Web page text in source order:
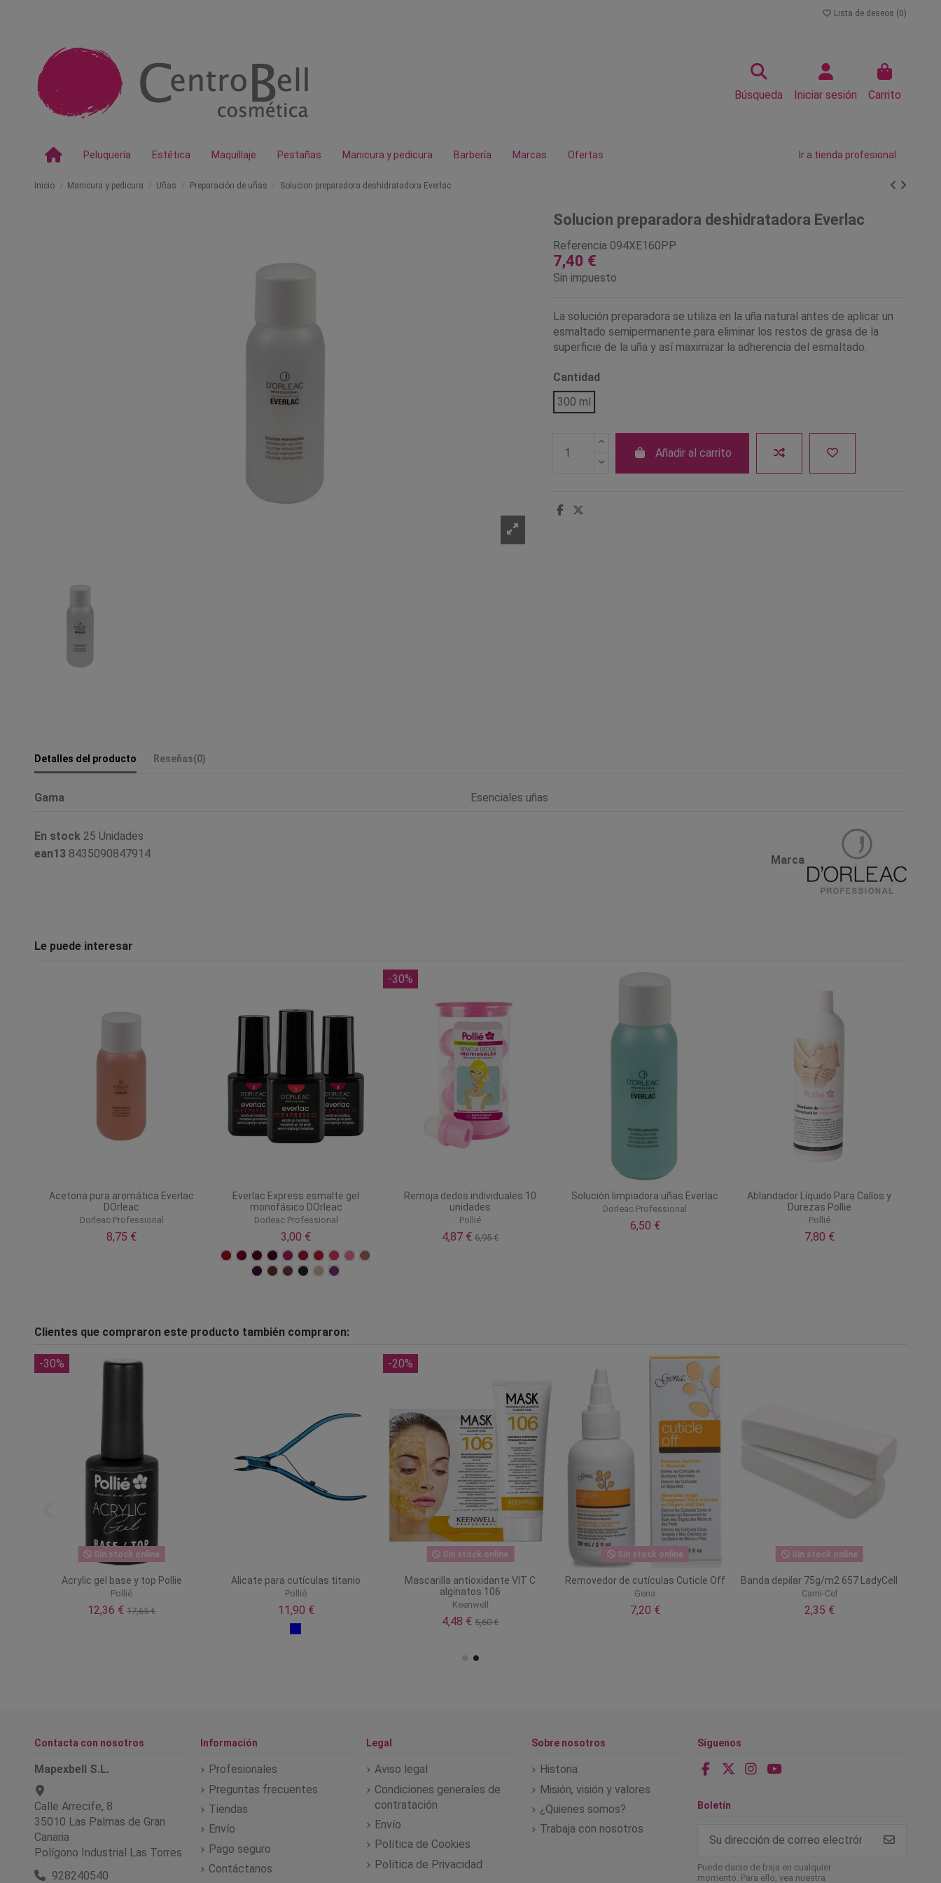
Lista de deseos (0)
Búsqueda Iniciar sesión Carrito
Peluquería Estética Maquillaje Pestañas Manicura y pedicura Barbería Marcas Ofertas Ir a tienda profesional
Inicio Manicura y pedicura Uñas Preparación de uñas Solucion preparadora deshidratadora Everlac
Solucion preparadora deshidratadora Everlac
Referencia 094XE160PP
7,40 €
Sin impuesto
La solución preparadora se utiliza en la uña natural antes de aplicar un
esmaltado semipermanente para eliminar los restos de grasa de la
superficie de la uña y así maximizar la adherencia del esmaltado.
Cantidad
300 ml
Añadir al carrito
Detalles del producto Reseñas(0)
Gama Esenciales uñas
Marca
En stock 25 Unidades
ean13 8435090847914
Le puede interesar
Acetona pura aromática Everlac
DOrleac
Dorleac Professional
8,75 €
Everlac Express esmalte gel
monofásico DOrleac
Dorleac Professional
3,00 €
-30%
Remoja dedos individuales 10
unidades
Pollié
4,87 €6,95 €
Solución limpiadora uñas Everlac
Dorleac Professional
6,50 €
Ablandador Líquido Para Callos y
Durezas Pollie
Pollié
7,80 €
Clientes que compraron este producto también compraron:
-30%
Sin stock online
Acrylic gel base y top Pollie
Pollié
12,36 €17,65 €
Alicate para cutículas titanio
Pollié
11,90 €
-20%
Sin stock online
Mascarilla antioxidante VIT C
alginatos 106
Keenwell
4,48 €5,60 €
Sin stock online
Removedor de cutículas Cuticle Off
Gena
7,20 €
Sin stock online
Banda depilar 75g/m2 657 LadyCell
Cami-Cel
2,35 €
Contacta con nosotros
Mapexbell S.L.
Calle Arrecife, 8
35010 Las Palmas de Gran
Canaria
Polígono Industrial Las Torres
928240540
Información
Profesionales
Preguntas frecuentes
Tiendas
Envío
Pago seguro
Contáctanos
Legal
Aviso legal
Condiciones generales de
contratación
Envío
Política de Cookies
Política de Privacidad
Sobre nosotros
Historia
Misión, visión y valores
¿Quienes somos?
Trabaja con nosotros
Síguenos
Boletín
Puede darse de baja en cualquier
momento. Para ello, vea nuestra